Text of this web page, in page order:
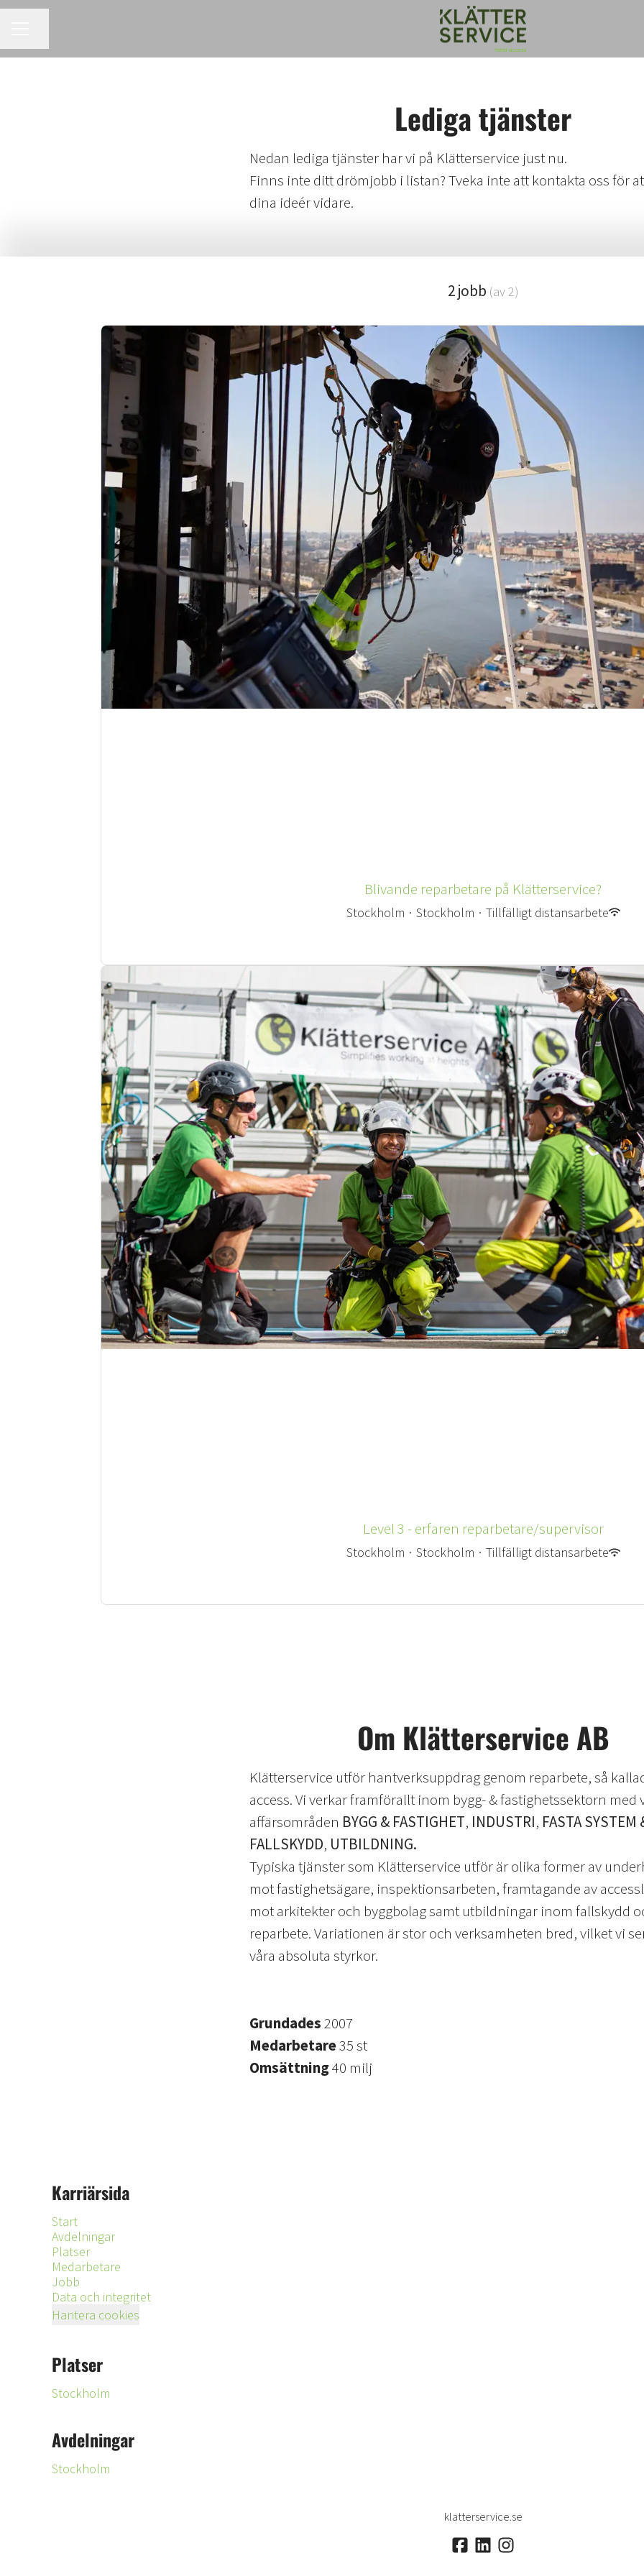
Lediga tjänster
Nedan lediga tjänster har vi på Klätterservice just nu.
Finns inte ditt drömjobb i listan? Tveka inte att kontakta oss för
dina ideér vidare.
2 jobb (av 2)
Blivande reparbetare på Klätterservice?
Stockholm · Stockholm · Tillfälligt distansarbete
Level 3 - erfaren reparbetare/supervisor
Stockholm · Stockholm · Tillfälligt distansarbete
Om Klätterservice AB
Klätterservice utför hantverksuppdrag genom reparbete, så
access. Vi verkar framförallt inom bygg- & fastighetssektorn med
affärsområden BYGG & FASTIGHET, INDUSTRI, FASTA SYSTEM
FALLSKYDD, UTBILDNING.
Typiska tjänster som Klätterservice utför är olika former av
mot fastighetsägare, inspektionsarbeten, framtagande av
mot arkitekter och byggbolag samt utbildningar inom fallskydd
reparbete. Variationen är stor och verksamheten bred, vilket vi
våra absoluta styrkor.
Grundades2007
Medarbetare35 st
Omsättning40 milj
Karriärsida
Start
Avdelningar
Platser
Medarbetare
Jobb
Data och integritet
Hantera cookies
Platser
Stockholm
Avdelningar
Stockholm
klatterservice.se